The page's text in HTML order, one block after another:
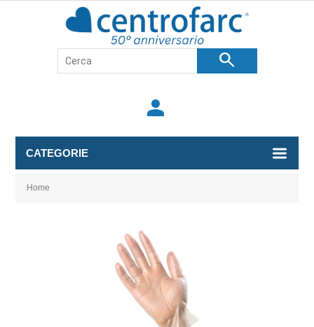
search
person
CATEGORIE
Home